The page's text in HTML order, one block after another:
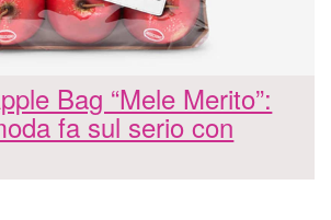
Bag “Mele Merito”:
fa sul serio con